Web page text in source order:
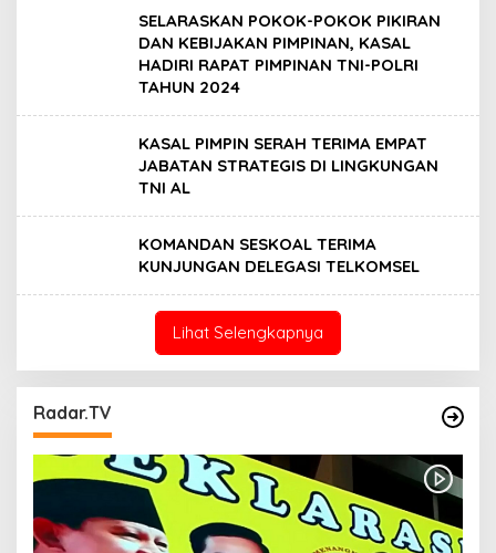
SELARASKAN POKOK-POKOK PIKIRAN
DAN KEBIJAKAN PIMPINAN, KASAL
HADIRI RAPAT PIMPINAN TNI-POLRI
TAHUN 2024
KASAL PIMPIN SERAH TERIMA EMPAT
JABATAN STRATEGIS DI LINGKUNGAN
TNI AL
KOMANDAN SESKOAL TERIMA
KUNJUNGAN DELEGASI TELKOMSEL
Lihat Selengkapnya
Radar.TV